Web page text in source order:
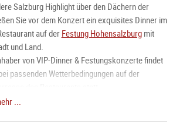
Salzburg Highlight über den Dächern der
Sie vor dem Konzert ein exquisites Dinner im
auf der Festung Hohensalzburgmit
und Land.
von VIP-Dinner & Festungskonzerte findet
passenden Wetterbedingungen auf der
...